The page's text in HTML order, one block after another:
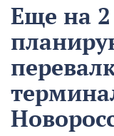
Еще на